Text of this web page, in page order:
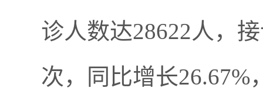
诊人数达28622人，
次，同比增长26.67%